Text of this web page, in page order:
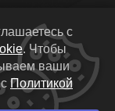
с
. Чтобы
ваши
Политикой